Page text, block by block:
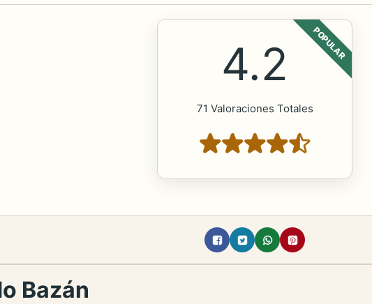
POPULAR
4.2
71 Valoraciones Totales
Bazán